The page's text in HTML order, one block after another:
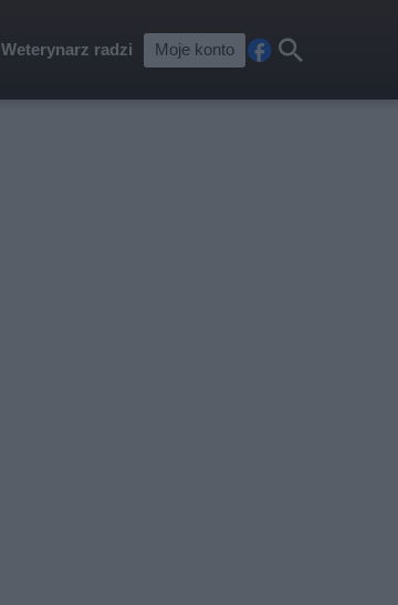
Weterynarz radzi Moje konto
cebkaj